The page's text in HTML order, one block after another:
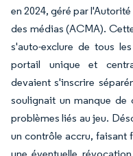
en 2024, géré par
des médias (ACMA).
s'auto-exclure de tous
portail unique et
devaient s'inscrire
soulignait un manque de
problèmes liés au jeu.
un contrôle accru, faisant